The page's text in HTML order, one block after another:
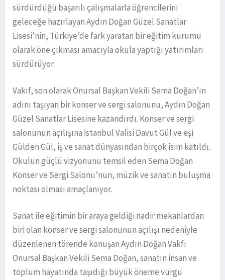
sürdürdüğü başarılı çalışmalarla öğrencilerini
geleceğe hazırlayan Aydın Doğan Güzel Sanatlar
Lisesi’nin, Türkiye’de fark yaratan bir eğitim kurumu
olarak öne çıkması amacıyla okula yaptığı yatırımları
sürdürüyor.
Vakıf, son olarak Onursal Başkan Vekili Sema Doğan’ın
adını taşıyan bir konser ve sergi salonunu, Aydın Doğan
Güzel Sanatlar Lisesine kazandırdı. Konser ve sergi
salonunun açılışına İstanbul Valisi Davut Gül ve eşi
Gülden Gül, iş ve sanat dünyasından birçok isim katıldı.
Okulun güçlü vizyonunu temsil eden Sema Doğan
Konser ve Sergi Salonu’nun, müzik ve sanatın buluşma
noktası olması amaçlanıyor.
Sanat ile eğitimin bir araya geldiği nadir mekanlardan
biri olan konser ve sergi salonunun açılışı nedeniyle
düzenlenen törende konuşan Aydın Doğan Vakfı
Onursal Başkan Vekili Sema Doğan, sanatın insan ve
toplum hayatında taşıdığı büyük öneme vurgu